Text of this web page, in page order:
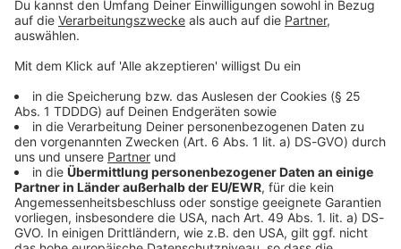
© dpa-infocom, dpa:260519-930-102222/1
Bayern